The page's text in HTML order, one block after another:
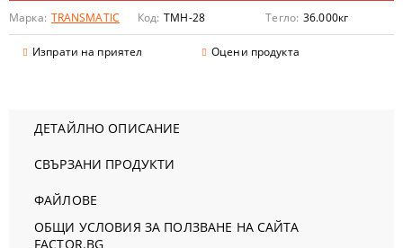
Марка: TRANSMATIC Код: TMH-28 Тегло: 36.000кг
Изпрати на приятел Оцени продукта
ДЕТАЙЛНО ОПИСАНИЕ
СВЪРЗАНИ ПРОДУКТИ
ФАЙЛОВЕ
ОБЩИ УСЛОВИЯ ЗА ПОЛЗВАНЕ НА САЙТА
FACTOR.BG